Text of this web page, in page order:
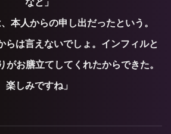
なと」
本人からの申し出だったという。
らは言えないでしょ。インフィルと
がお膳立てしてくれたからできた。
楽しみですね」